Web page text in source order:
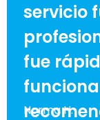
servicio
fue
Norma H.